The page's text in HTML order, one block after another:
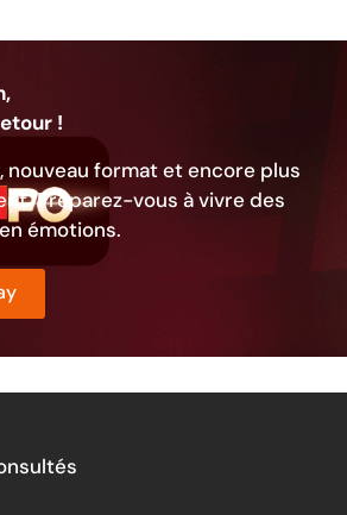
!
nouveau format et encore plus
Préparez-vous à vivre des
émotions.